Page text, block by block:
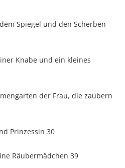
Spiegel und den Scherben
Knabe und ein kleines
der Frau, die zaubern
Prinzessin 30
Räubermädchen 39